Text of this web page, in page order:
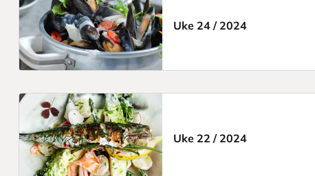
Uke 24 / 2024
Uke 22 / 2024